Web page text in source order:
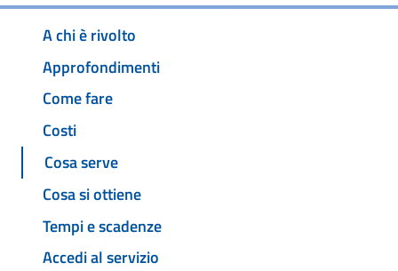
A chi è rivolto
Approfondimenti
Come fare
Costi
Cosa serve
Cosa si ottiene
Tempi e scadenze
Accedi al servizio